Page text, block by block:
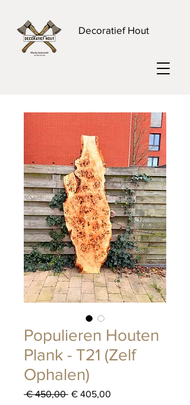
Decoratief Hout
Populieren Houten
Plank - T21 (Zelf
Ophalen)
€ 450,00 Normale
€ 405,00